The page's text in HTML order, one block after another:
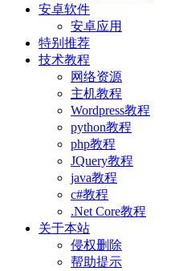
安卓软件
安卓应用
特别推荐
技术教程
网络资源
主机教程
Wordpress教程
python教程
php教程
JQuery教程
java教程
c#教程
.Net Core教程
关于本站
侵权删除
帮助提示